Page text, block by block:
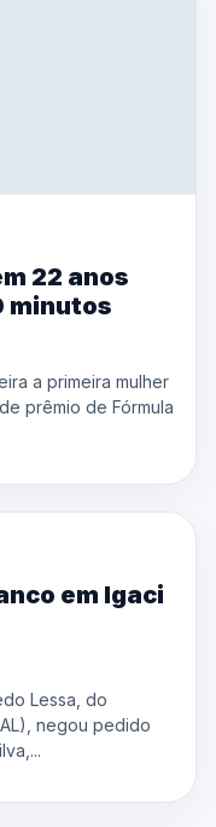
22 anos
minutos
a primeira mulher
prêmio de Fórmula
em Igaci
Lessa, do
negou pedido